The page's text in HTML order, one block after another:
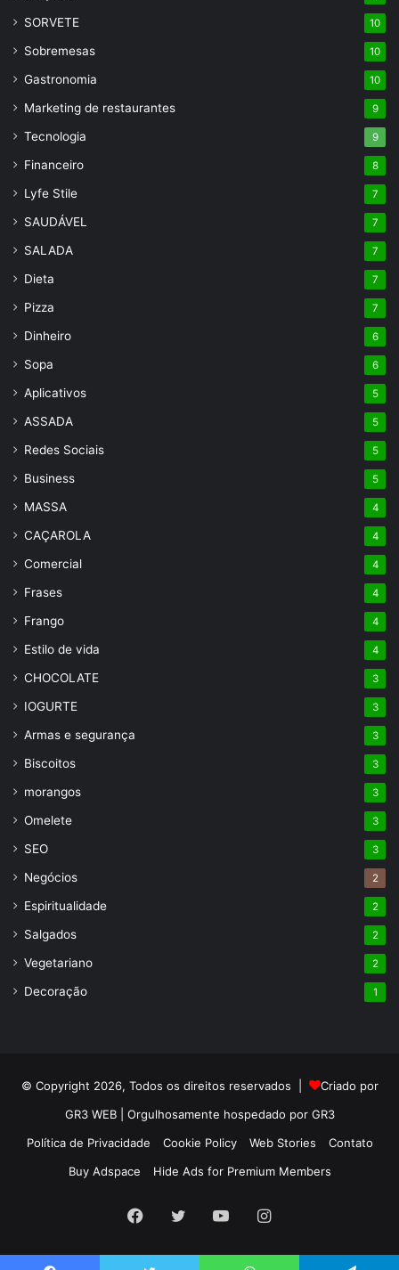
SORVETE 10
Sobremesas 10
Gastronomia 10
Marketing de restaurantes 9
Tecnologia 9
Financeiro 8
Lyfe Stile 7
SAUDÁVEL 7
SALADA 7
Dieta 7
Pizza 7
Dinheiro 6
Sopa 6
Aplicativos 5
ASSADA 5
Redes Sociais 5
Business 5
MASSA 4
CAÇAROLA 4
Comercial 4
Frases 4
Frango 4
Estilo de vida 4
CHOCOLATE 3
IOGURTE 3
Armas e segurança 3
Biscoitos 3
morangos 3
Omelete 3
SEO 3
Negócios 2
Espiritualidade 2
Salgados 2
Vegetariano 2
Decoração 1
© Copyright 2026, Todos os direitos reservados |
Criado por
GR3 WEB | Orgulhosamente hospedado por GR3
Política de Privacidade
Cookie Policy Web Stories
Contato
Buy Adspace
Hide Ads for Premium Members
Facebook
TwitterYouTubeInstagram